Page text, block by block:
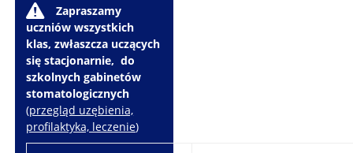
W
Zapraszamy
uczniów wszystkich
klas, zwłaszcza uczących
się stacjonarnie, do
szkolnych gabinetów
stomatologicznych
(przegląd uzębienia,
profilaktyka, leczenie)